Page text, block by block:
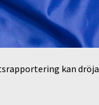
kan dröja